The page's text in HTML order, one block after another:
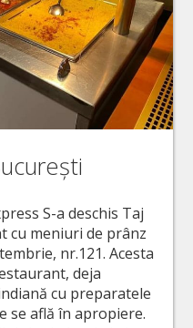
S-a deschis Taj
cu meniuri de prânz
nr.121. Acesta
deja
cu preparatele
se află în apropiere.